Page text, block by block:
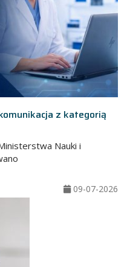
z kategorią
Nauki i
09-07-2026